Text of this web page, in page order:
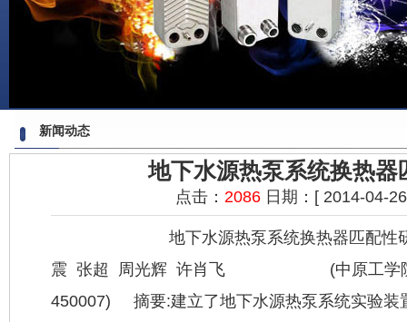
新闻动态
地下水源热泵系统换热器
点击： 2086 日期：[ 2014-04-
地下水源热泵系统换热器
震 张超 周光辉 许肖飞 (中原工学院能
450007) 摘要:建立了地下水源热泵系统实验装